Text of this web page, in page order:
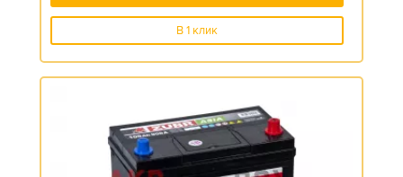
В 1 клик